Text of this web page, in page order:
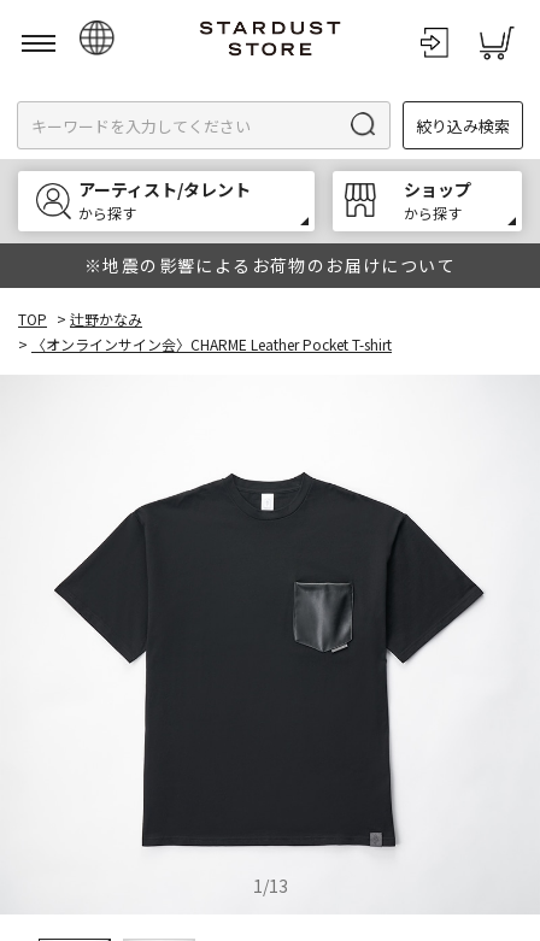
English
한국어
中文
絞り込み検索
アーティスト/タレント
から探す
ショップ
から探す
※地震の影響によるお荷物のお届けについて
TOP > 辻野かなみ
>
〈オンラインサイン会〉CHARME Leather Pocket T-shirt
1/13